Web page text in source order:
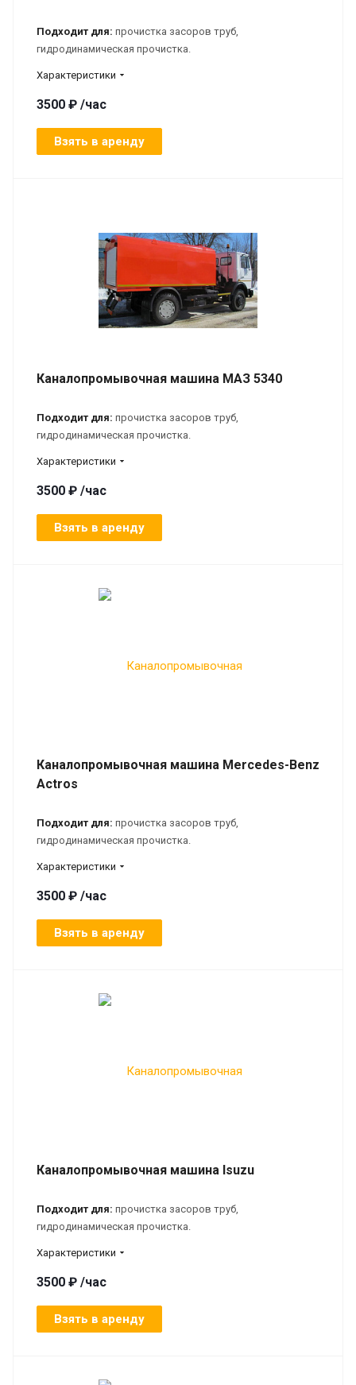
Подходит для: прочистка засоров труб,
гидродинамическая прочистка.
Характеристики
3500 ₽ /час
Взять в аренду
Каналопромывочная машина МАЗ 5340
Подходит для: прочистка засоров труб,
гидродинамическая прочистка.
Характеристики
3500 ₽ /час
Взять в аренду
Каналопромывочная машина Mercedes-Benz
Actros
Подходит для: прочистка засоров труб,
гидродинамическая прочистка.
Характеристики
3500 ₽ /час
Взять в аренду
Каналопромывочная машина Isuzu
Подходит для: прочистка засоров труб,
гидродинамическая прочистка.
Характеристики
3500 ₽ /час
Взять в аренду